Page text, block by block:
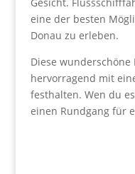
eine der besten
Donau zu erleben.
Diese
hervorragend mit
festhalten. Wen du
einen Rundgang für